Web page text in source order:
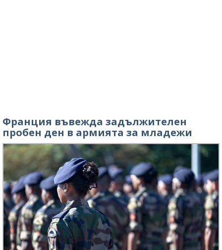
Франция въвежда задължителен
пробен ден в армията за младежи